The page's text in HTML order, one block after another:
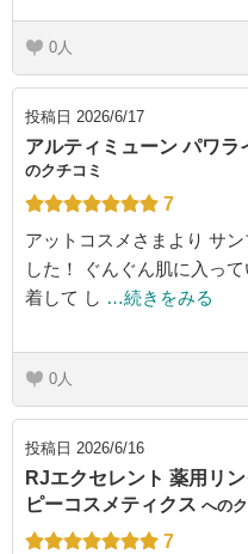
0
投稿日 2026/6/17
アルティミューン パワ
のクチコミ
7
アットコスメさまより サ
した！ ぐんぐん肌に入っ
着して し …続きをみる
0
投稿日 2026/6/16
RJエクセレント 薬用リ
ピーコスメティクス への
7